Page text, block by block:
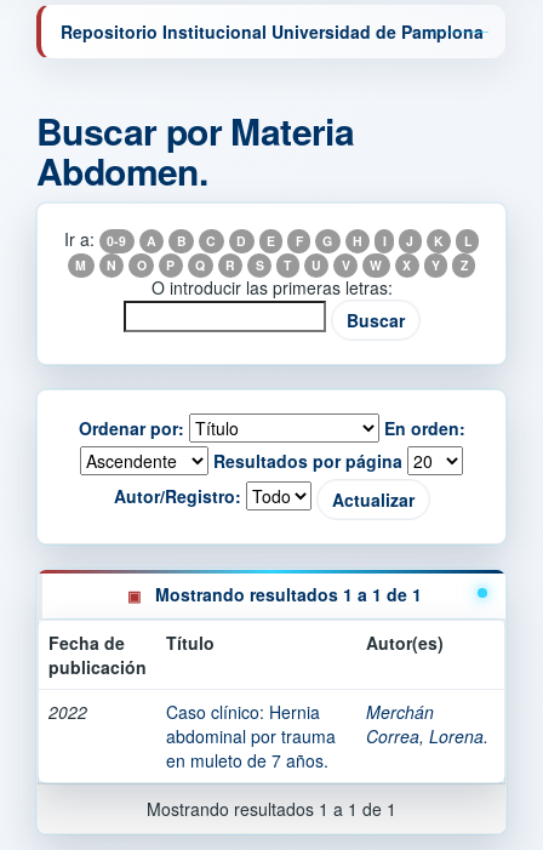
Repositorio Institucional Universidad de Pamplona
Buscar por Materia
Abdomen.
Ir a: 0-9 A B C D E F G H I J K
L
M
N O P Q R S T U V W X Y Z
O introducir las primeras letras:
Ordenar por:
En orden:
Resultados por página
Autor/Registro:
Mostrando resultados 1 a 1 de 1
Fecha de
publicación
Título Autor(es)
2022
Caso clínico: Hernia
abdominal por trauma
en muleto de 7 años.
Merchán
Correa, Lorena.
Mostrando resultados 1 a 1 de 1